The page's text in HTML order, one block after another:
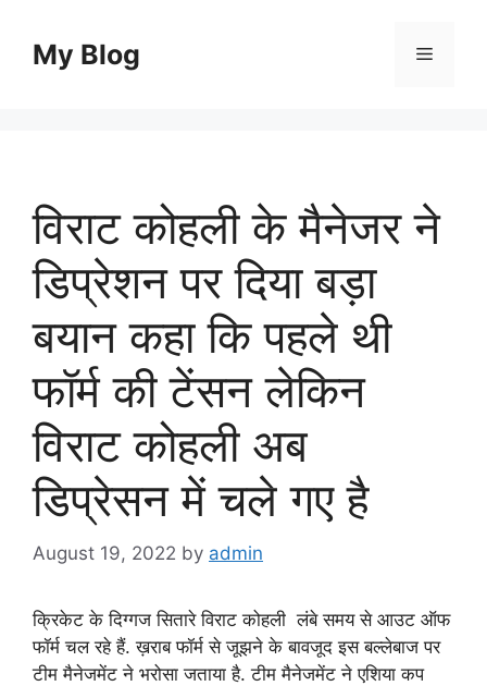
contentMy Blog Menu
विराट कोहली के मैनेजर ने
डिप्रेशन पर दिया बड़ा
बयान कहा कि पहले थी
फॉर्म की टेंसन लेकिन
विराट कोहली अब
डिप्रेसन में चले गए है
August 19, 2022 by admin
क्रिकेट के दिग्गज सितारे विराट कोहली लंबे समय से आउट ऑफ
फॉर्म चल रहे हैं. ख़राब फॉर्म से जूझने के बावजूद इस बल्लेबाज पर
टीम मैनेजमेंट ने भरोसा जताया है. टीम मैनेजमेंट ने एशिया कप